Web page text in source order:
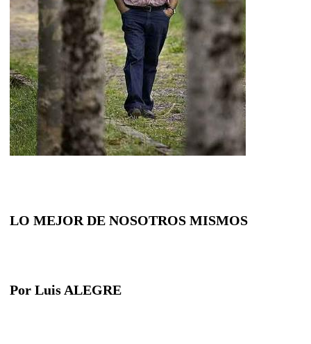
LO MEJOR DE NOSOTROS MISMOS
Por Luis ALEGRE